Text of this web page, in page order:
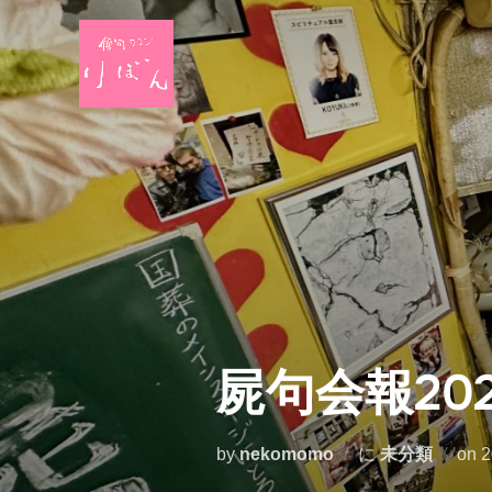
コ
ン
テ
ン
ツ
へ
ス
キ
プ
屍句会報
bynekomomo に未分類 on